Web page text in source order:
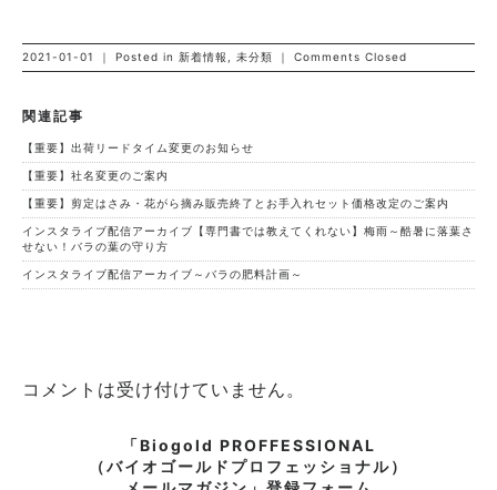
2021-01-01 ｜ Posted in 新着情報 未分類 ｜ Comments Closed
関連記事
【重要】出荷リードタイム変更のお知らせ
【重要】社名変更のご案内
【重要】剪定はさみ・花がら摘み販売終了とお手入れセット価格改定のご案内
インスタライブ配信アーカイブ【専門書では教えてくれない】梅雨～酷暑に落葉さ
せない！バラの葉の守り方
インスタライブ配信アーカイブ～バラの肥料計画～
コメントは受け付けていません。
「Biogold PROFFESSIONAL
（バイオゴールドプロフェッショナル）